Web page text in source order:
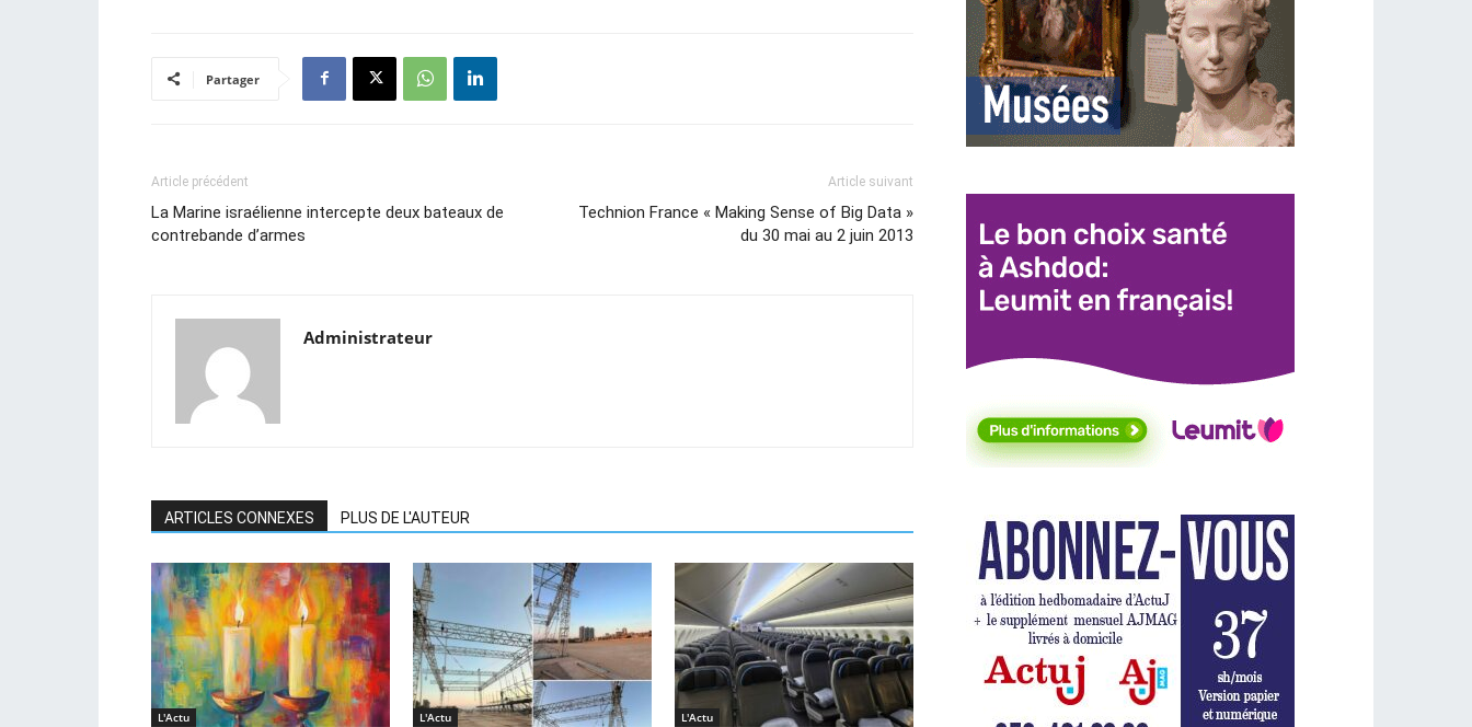
Partager
Article précédent
La Marine israélienne intercepte deux bateaux de
contrebande d’armes
Article suivant
Technion France « Making Sense of Big Data »
du 30 mai au 2 juin 2013
Administrateur
ARTICLES CONNEXES PLUS DE L'AUTEUR
L'Actu L'Actu L'Actu